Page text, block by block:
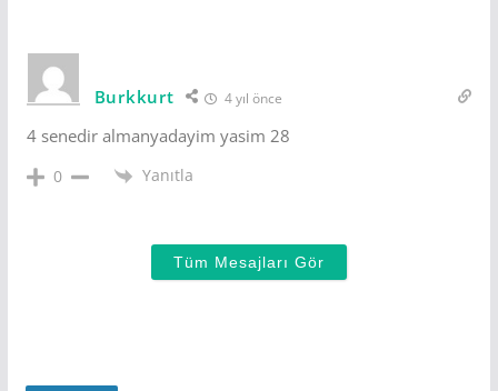
Burkkurt 4 yıl önce
4 senedir almanyadayim yasim 28
0 Yanıtla
Tüm Mesajları Gör